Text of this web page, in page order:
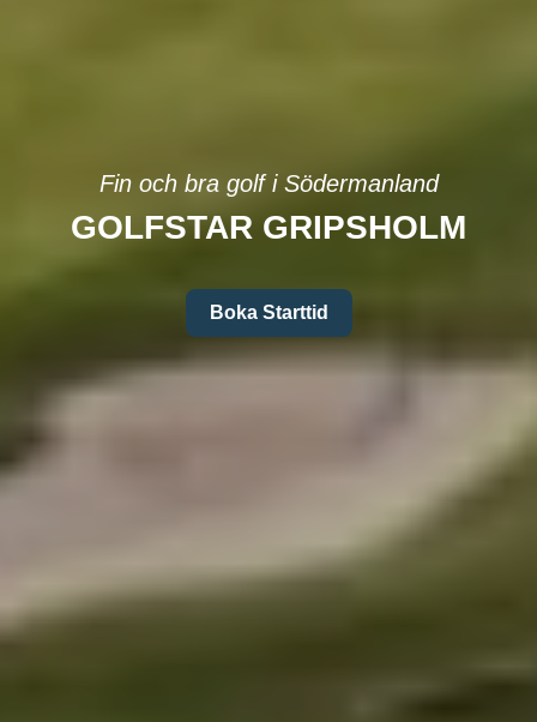
Fin och bra golf i Södermanland
GOLFSTAR GRIPSHOLM
Boka Starttid